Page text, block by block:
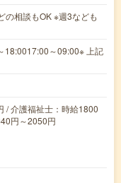
の相談もOK ※週3なども
18:0017:00～09:00※ 上記
/ 介護福祉士：時給1800
円～2050円